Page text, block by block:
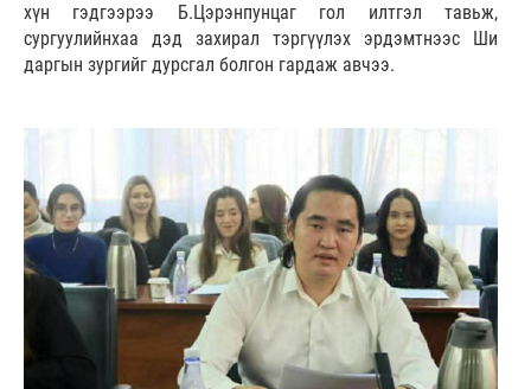
хүн гэдгээрээ Б.Цэрэнпунцаг гол илтгэл тавьж,
сургуулийнхаа дэд захирал тэргүүлэх эрдэмтнээс Ши
даргын зургийг дурсгал болгон гардаж авчээ.